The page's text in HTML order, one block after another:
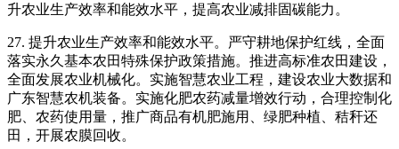
升农业生产效率和能效水平，提高农业减排固碳能力。
27. 提升农业生产效率和能效水平。严守耕地保护红线，全面
落实永久基本农田特殊保护政策措施。推进高标准农田建设，
全面发展农业机械化。实施智慧农业工程，建设农业大数据和
广东智慧农机装备。实施化肥农药减量增效行动，合理控制化
肥、农药使用量，推广商品有机肥施用、绿肥种植、秸秆还
田，开展农膜回收。